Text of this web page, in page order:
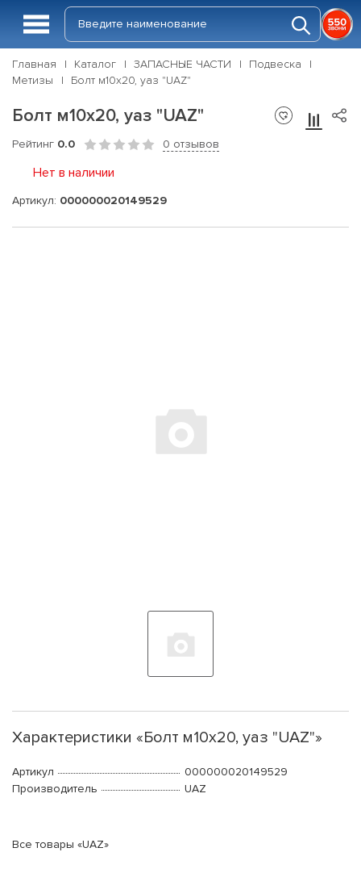
Главная Каталог ЗАПАСНЫЕ ЧАСТИ
Подвеска
Метизы
Болт м10х20, уаз "UAZ"
Болт м10х20, уаз "UAZ"
Рейтинг 0.0 0 отзывов
Нет в наличии
Артикул: 000000020149529
Характеристики «Болт м10х20, уаз "UAZ"»
Артикул
000000020149529
Производитель
UAZ
Все товары «UAZ»